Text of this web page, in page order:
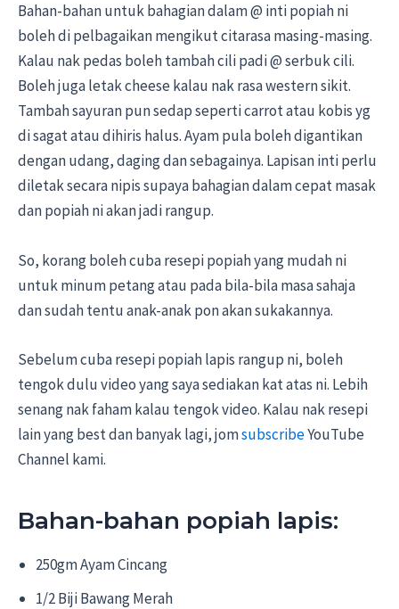
Bahan-bahan untuk bahagian dalam @ inti popiah ni
boleh di pelbagaikan mengikut citarasa masing-masing.
Kalau nak pedas boleh tambah cili padi @ serbuk cili.
Boleh juga letak cheese kalau nak rasa western sikit.
Tambah sayuran pun sedap seperti carrot atau kobis yg
di sagat atau dihiris halus. Ayam pula boleh digantikan
dengan udang, daging dan sebagainya. Lapisan inti perlu
diletak secara nipis supaya bahagian dalam cepat masak
dan popiah ni akan jadi rangup.
So, korang boleh cuba resepi popiah yang mudah ni
untuk minum petang atau pada bila-bila masa sahaja
dan sudah tentu anak-anak pon akan sukakannya.
Sebelum cuba resepi popiah lapis rangup ni, boleh
tengok dulu video yang saya sediakan kat atas ni. Lebih
senang nak faham kalau tengok video. Kalau nak resepi
lain yang best dan banyak lagi, jomsubscribeYouTube
Channel kami.
Bahan-bahan popiah lapis:
250gm Ayam Cincang
1/2 Biji Bawang Merah